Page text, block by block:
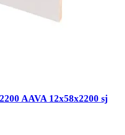
AAVA 12x58x2200 sj